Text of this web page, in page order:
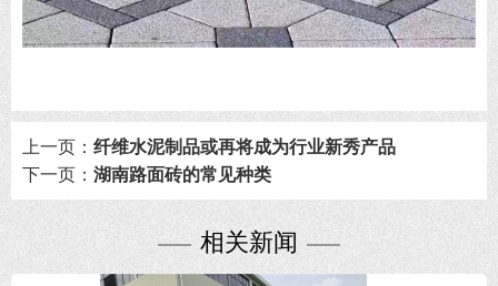
上一页： 纤维水泥制品或再将成为行业新秀产品
下一页： 湖南路面砖的常见种类
相关新闻